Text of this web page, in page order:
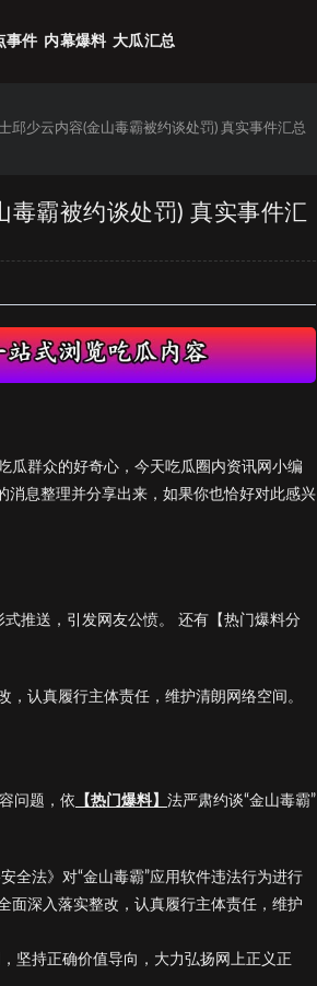
事件 内幕爆料 大瓜汇总
邱少云内容(金山毒霸被约谈处罚) 真实事件汇总
霸被约谈处罚) 真实事件汇
瓜群众的好奇心，今天吃瓜圈内资讯网小编
消息整理并分享出来，如果你也恰好对此感兴
式推送，引发网友公愤。 还有【热门爆料分
，认真履行主体责任，维护清朗网络空间。
问题，依 【热门爆料】 法严肃约谈“金山毒霸”
全法》对“金山毒霸”应用软件违法行为进行
面深入落实整改，认真履行主体责任，维护
坚持正确价值导向，大力弘扬网上正义正